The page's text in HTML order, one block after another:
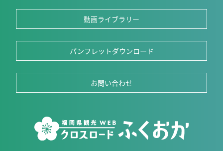
動画ライブラリー
パンフレットダウンロード
お問い合わせ